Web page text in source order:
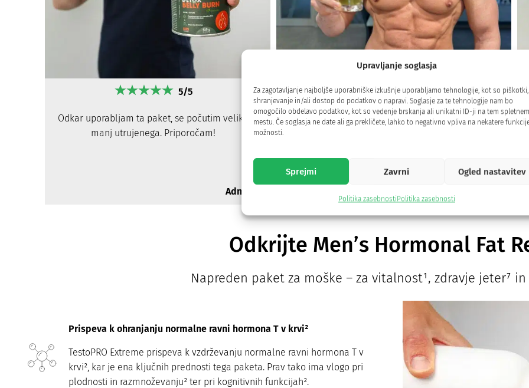
Upravljanje soglasja
Za zagotavljanje najboljše uporabniške izkušnje uporabljamo tehnologije, kot so piškotki,
shranjevanje in/ali dostop do podatkov o napravi. Soglasje za te tehnologije nam bo
omogočilo obdelavo podatkov, kot so vedenje brskanja ali unikatni ID-ji na tem spletnem
mestu. Če soglasja ne date ali ga prekličete, lahko to negativno vpliva na nekatere
možnosti.
Sprejmi Zavrni Ogled nastavitev
Politika zasebnostiPolitika zasebnosti
5/5
Odkar uporabljam ta paket, se počutim veliko
manj utrujenega. Priporočam!
Adnen
5/5
Ta paket je res odličen! Že opažam izboljšave v
Odkrijte Men’s Hormonal Fat
Napreden paket za moške – za vitalnost¹, zdravje jeter⁷
Prispeva k ohranjanju normalne ravni hormona T v krvi²
TestoPRO Extreme prispeva k vzdrževanju normalne ravni hormona T v
krvi², kar je ena ključnih prednosti tega paketa. Prav tako ima vlogo pri
plodnosti in razmnoževanju² ter pri kognitivnih funkcijah².